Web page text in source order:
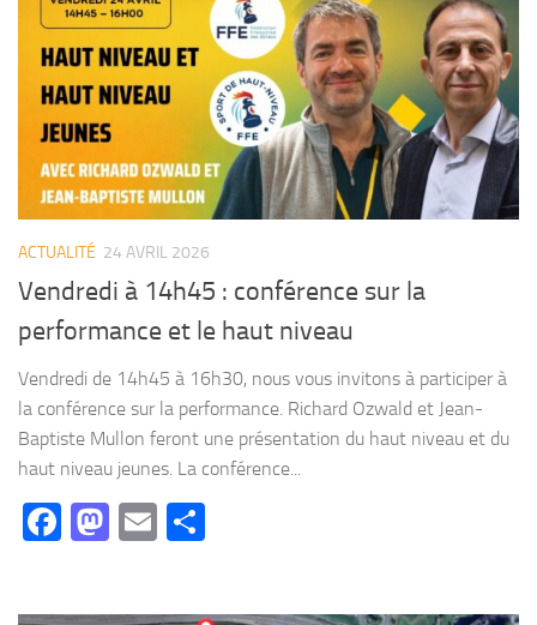
ACTUALITÉ 24 AVRIL 2026
Vendredi à 14h45 : conférence sur la
performance et le haut niveau
Vendredi de 14h45 à 16h30, nous vous invitons à participer à
la conférence sur la performance. Richard Ozwald et Jean-
Baptiste Mullon feront une présentation du haut niveau et du
haut niveau jeunes. La conférence...
Facebook
Mastodon
Email